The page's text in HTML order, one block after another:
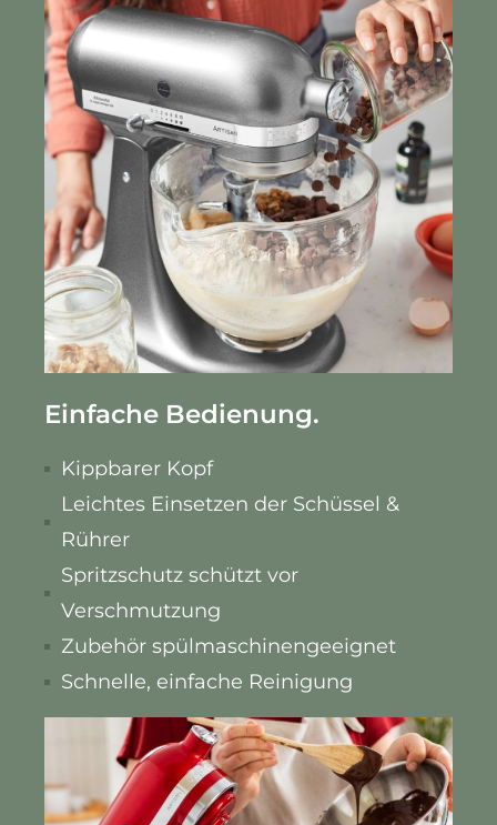
Einfache Bedienung.
Kippbarer Kopf
Leichtes Einsetzen der Schüssel &
Rührer
Spritzschutz schützt vor
Verschmutzung
Zubehör spülmaschinengeeignet
Schnelle, einfache Reinigung